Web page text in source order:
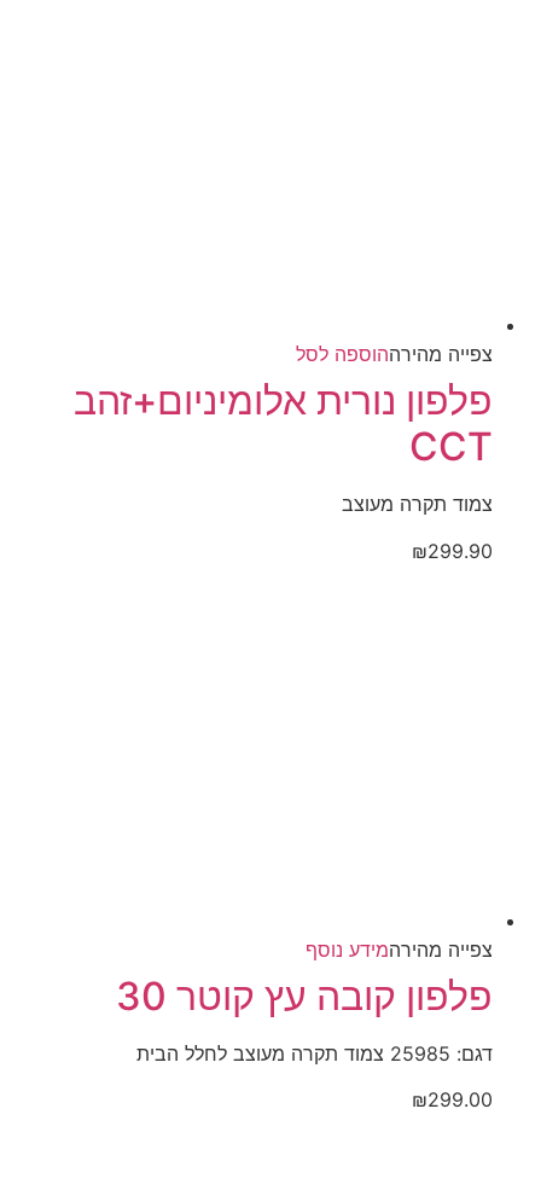
צפייה‬ ‫מהירה‬הוספה לסל
פלפון נורית אלומיניום+זהב
CCT
צמוד תקרה מעוצב
₪299.90
צפייה‬ ‫מהירה‬מידע נוסף
פלפון קובה עץ קוטר 30
דגם: 25985 צמוד תקרה מעוצב לחלל הבית
₪299.00